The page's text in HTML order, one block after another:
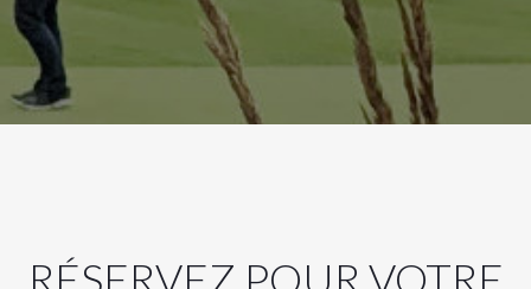
RÉSERVEZ POUR VOTRE